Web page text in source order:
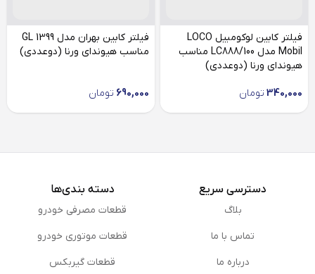
فیلتر کابین لوکومبیل LOCO
Mobil مدل LC888/100 مناسب
هیوندای ورنا (دوعددی)
340,000 تومان
فیلتر کابین بهران مدل GL 1399
مناسب هیوندای ورنا (دوعددی)
690,000 تومان
دسترسی سریع
بلاگ
تماس با ما
درباره ما
دسته بندی‌ها
قطعات مصرفی خودرو
قطعات موتوری خودرو
قطعات گیربکس